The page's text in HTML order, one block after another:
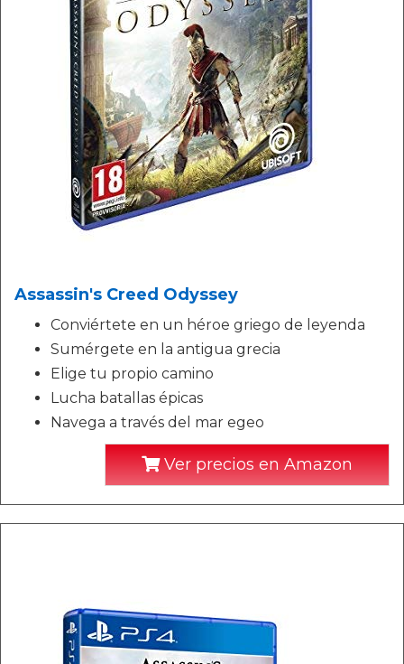
Assassin's Creed Odyssey
Conviértete en un héroe griego de leyenda
Sumérgete en la antigua grecia
Elige tu propio camino
Lucha batallas épicas
Navega a través del mar egeo
Ver precios en Amazon